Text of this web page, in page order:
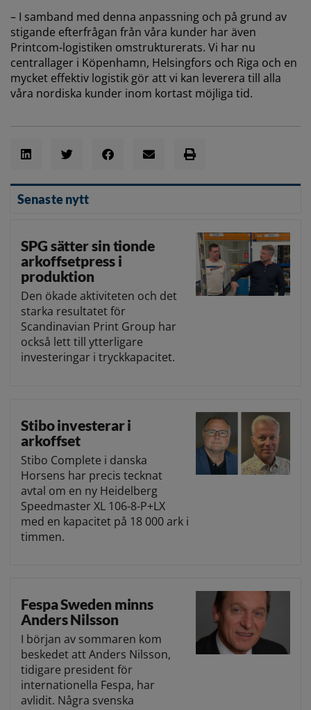
– I samband med denna anpassning och på grund av
stigande efterfrågan från våra kunder har även
Printcom-logistiken omstrukturerats. Vi har nu
centrallager i Köpenhamn, Helsingfors och Riga och en
mycket effektiv logistik gör att vi kan leverera till alla
våra nordiska kunder inom kortast möjliga tid.
Senaste nytt
SPG sätter sin tionde
arkoffsetpress i
produktion
Den ökade aktiviteten och det
starka resultatet för
Scandinavian Print Group har
också lett till ytterligare
investeringar i tryckkapacitet.
Stibo investerar i
arkoffset
Stibo Complete i danska
Horsens har precis tecknat
avtal om en ny Heidelberg
Speedmaster XL 106-8-P+LX
med en kapacitet på 18 000 ark i
timmen.
Fespa Sweden minns
Anders Nilsson
I början av sommaren kom
beskedet att Anders Nilsson,
tidigare president för
internationella Fespa, har
avlidit. Några svenska